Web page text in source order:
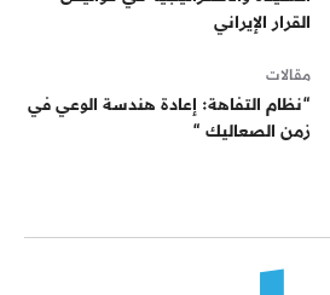
القرار الإيراني
مقالات
“نظام التفاهة: إعادة هندسة الوعي في
زمن الصعاليك “